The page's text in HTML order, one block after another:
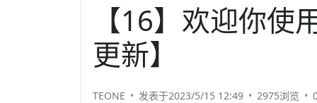
【16】欢迎你
更新】
TEONE 发表于2023/5/15 12:49 2975浏览